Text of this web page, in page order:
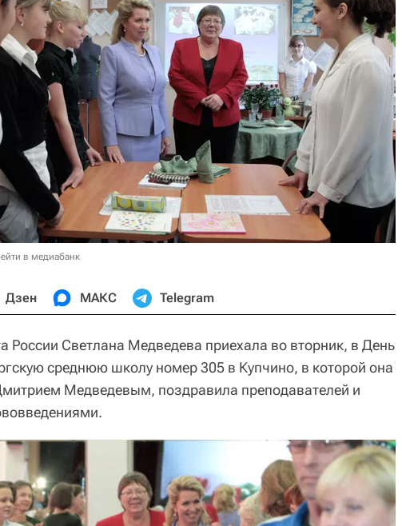
в медиабанк
Дзен МАКС Telegram
России Светлана Медведева приехала во вторник, в День
среднюю школу номер 305 в Купчино, в которой она
Медведевым, поздравила преподавателей и